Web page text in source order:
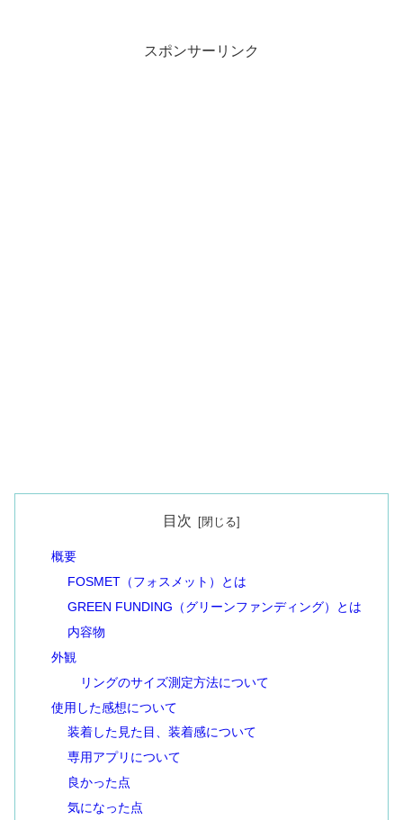
スポンサーリンク
目次
概要
FOSMET（フォスメット）とは
GREEN FUNDING（グリーンファンディング）とは
内容物
外観
リングのサイズ測定方法について
使用した感想について
装着した見た目、装着感について
専用アプリについて
良かった点
気になった点